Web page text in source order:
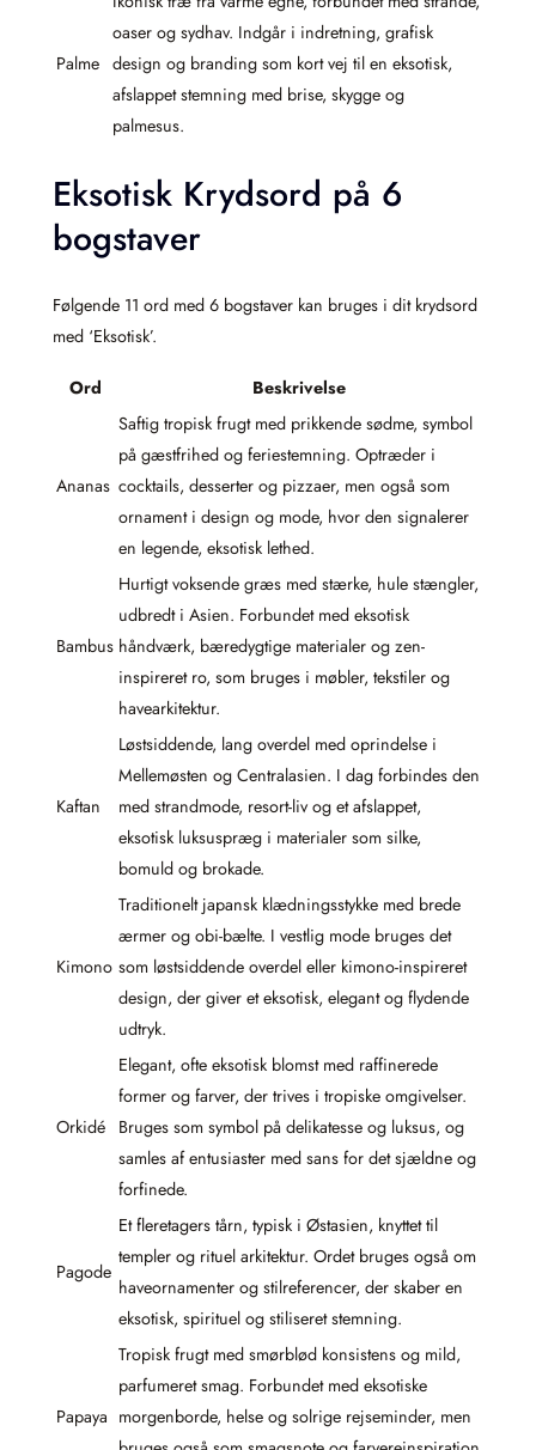
Palme
oaser og sydhav. Indgår i indretning, grafisk
design og branding som kort vej til en eksotisk,
afslappet stemning med brise, skygge og
palmesus.
Eksotisk Krydsord på 6
bogstaver
Følgende 11 ord med 6 bogstaver kan bruges i dit krydsord
med ‘Eksotisk’.
Ord Beskrivelse
Ananas
Saftig tropisk frugt med prikkende sødme, symbol
på gæstfrihed og feriestemning. Optræder i
cocktails, desserter og pizzaer, men også som
ornament i design og mode, hvor den signalerer
en legende, eksotisk lethed.
Bambus
Hurtigt voksende græs med stærke, hule stængler,
udbredt i Asien. Forbundet med eksotisk
håndværk, bæredygtige materialer og zen-
inspireret ro, som bruges i møbler, tekstiler og
havearkitektur.
Kaftan
Løstsiddende, lang overdel med oprindelse i
Mellemøsten og Centralasien. I dag forbindes den
med strandmode, resort-liv og et afslappet,
eksotisk luksuspræg i materialer som silke,
bomuld og brokade.
Kimono
Traditionelt japansk klædningsstykke med brede
ærmer og obi-bælte. I vestlig mode bruges det
som løstsiddende overdel eller kimono-inspireret
design, der giver et eksotisk, elegant og flydende
udtryk.
Orkidé
Elegant, ofte eksotisk blomst med raffinerede
former og farver, der trives i tropiske omgivelser.
Bruges som symbol på delikatesse og luksus, og
samles af entusiaster med sans for det sjældne og
forfinede.
Pagode
Et fleretagers tårn, typisk i Østasien, knyttet til
templer og rituel arkitektur. Ordet bruges også om
haveornamenter og stilreferencer, der skaber en
eksotisk, spirituel og stiliseret stemning.
Papaya
Tropisk frugt med smørblød konsistens og mild,
parfumeret smag. Forbundet med eksotiske
morgenborde, helse og solrige rejseminder, men